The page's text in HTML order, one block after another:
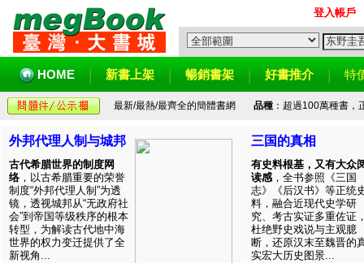
登入帳戶
HOME 新書上架 暢銷書架 好書推介 特
最新/最熱/最齊全的簡體書網 品種：超過100萬種書，
外邦代理人制与城邦
古代希腊世界的制度网
络 ，以古希腊重要的荣誉
制度“外邦代理人制”为透
镜，透视城邦从“无政府社
会”到帝国等级秩序的根本
转型，为解读古代地中海
世界的权力变迁提供了全
新视角...
三国的真相
有史料根基，又有大众
读感 ，全书参照《三国
志》《后汉书》等正统
料，融合近现代史学研
究、考古实证多重佐证
杜绝野史戏说与主观臆
断，还原汉末至魏晋的
实宏大历史图景...